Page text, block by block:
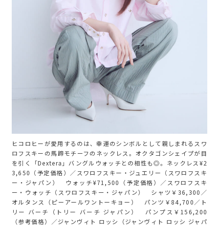
ヒコロヒーが愛用するのは、幸運のシンボルとして親しまれるスワ
ロフスキーの馬蹄モチーフのネックレス。オクタゴンシェイプが目
を引く「Dextera」バングルウォッチとの相性も◎。ネックレス¥2
3,650（予定価格）／スワロフスキー・ジュエリー（スワロフスキ
ー・ジャパン） ウォッチ¥71,500（予定価格）／スワロフスキ
ー・ウォッチ（スワロフスキー・ジャパン） シャツ￥36,300／
オルタンス（ピーアールワントーキョー） パンツ￥84,700／ト
リー バーチ（トリー バーチ ジャパン） パンプス￥156,200
（参考価格）／ジャンヴィト ロッシ（ジャンヴィト ロッシ ジャパ